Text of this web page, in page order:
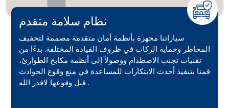
نظام سلامة متقدم
سياراتنا مجهزة بأنظمة أمان متقدمة مصممة لتخفيف
المخاطر وحماية الركاب في ظروف القيادة المختلفة. بدءًا من
تقنيات تجنب الاصطدام ووصولاً إلى أنظمة مكابح الطوارئ،
قمنا بتنفيذ أحدث الابتكارات للمساعدة في منع وقوع الحوادث
قبل وقوعها لاقدر الله .